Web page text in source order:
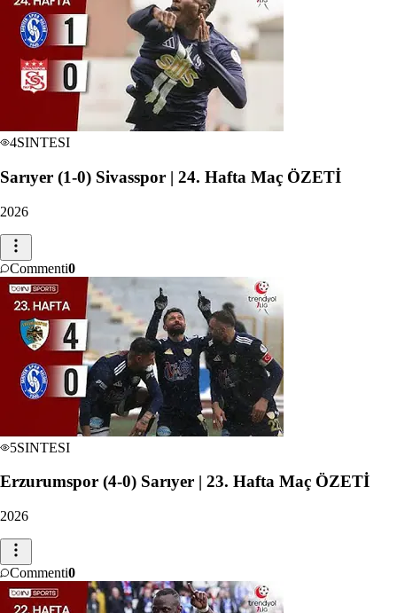
4SINTESI
Sarıyer (1-0) Sivasspor | 24. Hafta Maç ÖZETİ
2026
Commenti0
5SINTESI
Erzurumspor (4-0) Sarıyer | 23. Hafta Maç ÖZETİ
2026
Commenti0